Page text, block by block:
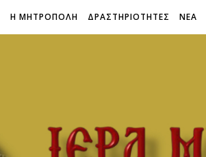
Η ΜΗΤΡΟΠΟΛΗ ΔΡΑΣΤΗΡΙΟΤΗΤΕΣ ΝΕΑ